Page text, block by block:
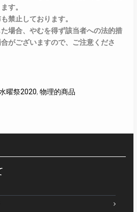
す。
禁止しております。
場合、やむを得ず該当者への法的措
がございますので、ご注意くださ
曜祭2020, 物理的商品